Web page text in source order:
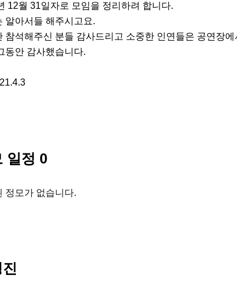
12월 31일자로 모임을 정리하려 합니다.
알아서들 해주시고요.
참석해주신 분들 감사드리고 소중한 인연들은 공연장
동안 감사했습니다.
일정 0
정모가 없습니다.